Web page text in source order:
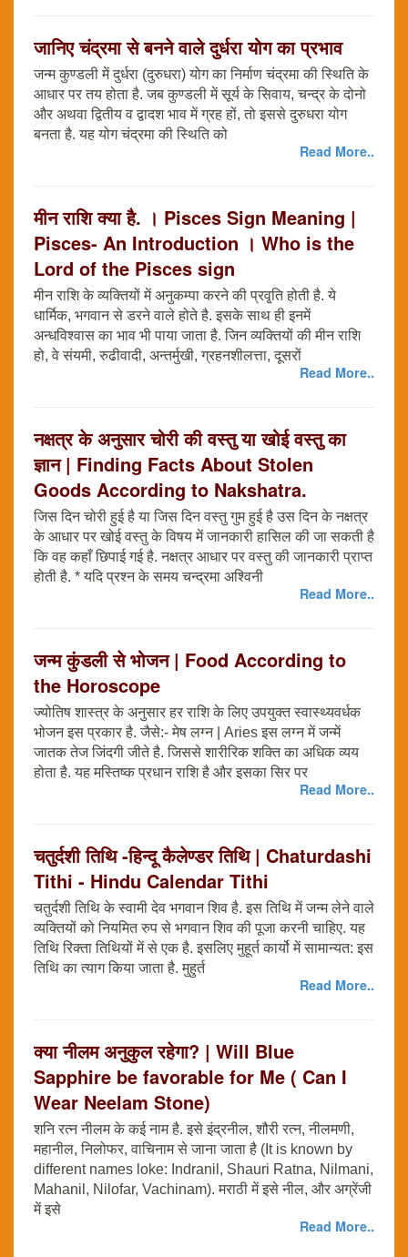
जानिए चंद्रमा से बनने वाले दुर्धरा योग का प्रभाव
जन्म कुण्डली में दुर्धरा (दुरुधरा) योग का निर्माण चंद्रमा की स्थिति के
आधार पर तय होता है. जब कुण्डली में सूर्य के सिवाय, चन्द्र के दोनो
और अथवा द्वितीय व द्वादश भाव में ग्रह हों, तो इससे दुरुधरा योग
बनता है. यह योग चंद्रमा की स्थिति को
Read More..
मीन राशि क्या है. । Pisces Sign Meaning |
Pisces- An Introduction । Who is the
Lord of the Pisces sign
मीन राशि के व्यक्तियों में अनुकम्पा करने की प्रवृ्ति होती है. ये
धार्मिक, भगवान से डरने वाले होते है. इसके साथ ही इनमें
अन्धविश्वास का भाव भी पाया जाता है. जिन व्यक्तियों की मीन राशि
हो, वे संयमी, रुढीवादी, अन्तर्मुखी, ग्रहनशीलत्ता, दूसरों
Read More..
नक्षत्र के अनुसार चोरी की वस्तु या खोई वस्तु का
ज्ञान | Finding Facts About Stolen
Goods According to Nakshatra.
जिस दिन चोरी हुई है या जिस दिन वस्तु गुम हुई है उस दिन के नक्षत्र
के आधार पर खोई वस्तु के विषय में जानकारी हासिल की जा सकती है
कि वह कहाँ छिपाई गई है. नक्षत्र आधार पर वस्तु की जानकारी प्राप्त
होती है. * यदि प्रश्न के समय चन्द्रमा अश्विनी
Read More..
जन्म कुंडली से भोजन | Food According to
the Horoscope
ज्योतिष शास्त्र के अनुसार हर राशि के लिए उपयुक्त स्वास्थ्यवर्धक
भोजन इस प्रकार है. जैसे:- मेष लग्न | Aries इस लग्न में जन्में
जातक तेज जिंदगी जीते है. जिससे शारीरिक शक्ति का अधिक व्यय
होता है. यह मस्तिष्क प्रधान राशि है और इसका सिर पर
Read More..
चतुर्दशी तिथि -हिन्दू कैलेण्डर तिथि | Chaturdashi
Tithi - Hindu Calendar Tithi
चतुर्दशी तिथि के स्वामी देव भगवान शिव है. इस तिथि में जन्म लेने वाले
व्यक्तियों को नियमित रुप से भगवान शिव की पूजा करनी चाहिए. यह
तिथि रिक्ता तिथियों में से एक है. इसलिए मुहूर्त कार्यो में सामान्यत: इस
तिथि का त्याग किया जाता है. मुहुर्त
Read More..
क्या नीलम अनुकुल रहेगा? | Will Blue
Sapphire be favorable for Me ( Can I
Wear Neelam Stone)
शनि रत्न नीलम के कई नाम है. इसे इंद्रनील, शौरी रत्न, नीलमणी,
महानील, निलोफर, वाचिनाम से जाना जाता है (It is known by
different names loke: Indranil, Shauri Ratna, Nilmani,
Mahanil, Nilofar, Vachinam). मराठी में इसे नील, और अग्रेंजी
में इसे
Read More..